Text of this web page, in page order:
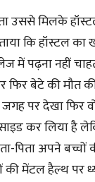
उससे मिलके
कि हॉस्टल का
में पढ़ना नहीं
बेटे की मौत
पर देखा फिर
कर लिया
पिता अपने
मेंटल हैल्थ पर